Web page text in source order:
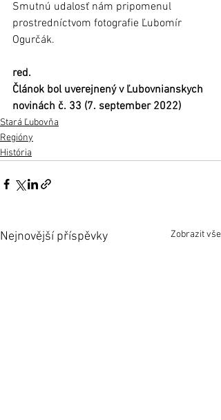
Smutnú udalosť nám pripomenul
prostredníctvom fotografie Ľubomír
Ogurčák.
red.
Článok bol uverejnený v Ľubovnianskych
novinách č. 33 (7. september 2022)
Stará Ľubovňa
Regióny
História
Nejnovější příspěvky Zobrazit vše